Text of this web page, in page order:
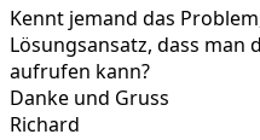
Kennt jemand das
Lösungsansatz, dass man
aufrufen kann?
Danke und Gruss
Richard